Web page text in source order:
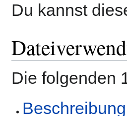
Du kannst
Die folgenden